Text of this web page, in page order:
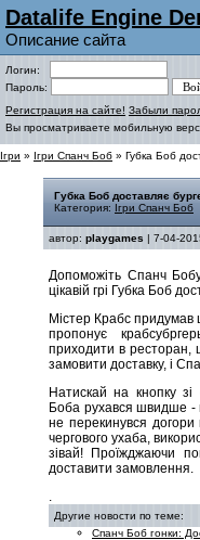
Datalife Engine
Описание сайта
Логин:
Пароль:
Регистрация на сайте! Забыли
Вы просматриваете мобильную
Ігри » Ігри Спанч Боб » Губка Боб
Губка Боб доставляє
Категория: Ігри Спанч Боб
автор: playgames | 7-04-
Допоможіть Спанч
цікавій грі Губка Боб
Містер Крабс придумав
пропонує
приходити в
замовити доставку, і
Натискай на кнопку
Боба рухався швидше -
не перекинувся
чергового ухаба,
зівай! Проїжджаючи
доставити замовлення.
.
Другие новости по теме:
Спанч Боб гонки: